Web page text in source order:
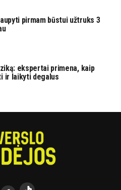
pirmam būstui užtruks 3
ekspertai primena, kaip
ir laikyti degalus